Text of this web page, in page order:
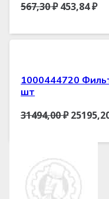
567,30₽ 453,84₽
1000444720
шт
31494,00₽